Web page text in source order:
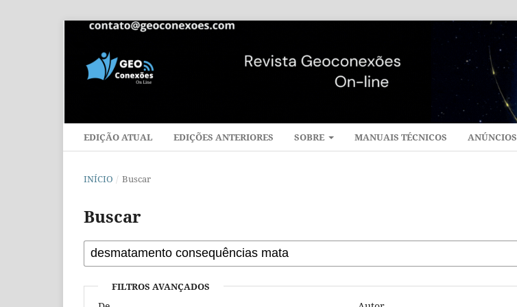
EDIÇÃO ATUAL EDIÇÕES ANTERIORES SOBRE MANUAIS TÉCNICOS ANÚNCIOS
INÍCIO / Buscar
Buscar
FILTROS AVANÇADOS